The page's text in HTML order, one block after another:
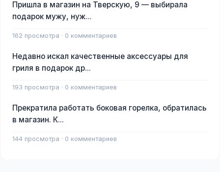
Пришла в магазин на Тверскую, 9 — выбирала
подарок мужу, нуж...
162 просмотра · 0 комментариев
Недавно искал качественные аксессуары для
гриля в подарок др...
193 просмотра · 0 комментариев
Прекратила работать боковая горелка, обратилась
в магазин. К...
144 просмотра · 0 комментариев